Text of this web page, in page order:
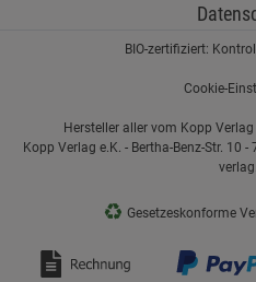
BIO-zertifiziert:
Cookie-
Hersteller aller vom Kopp
Kopp Verlag e.K. - Bertha-Benz-Str. 10
♻ Gesetzeskonforme